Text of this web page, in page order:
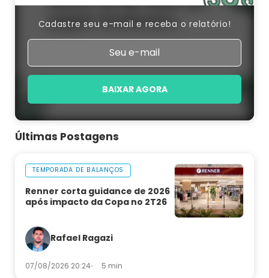
Cadastre seu e-mail e receba o relatório!
BAIXAR AGORA
Últimas Postagens
TEMPORADA DE BALANÇOS
Renner corta guidance de 2026
após impacto da Copa no 2T26
Rafael Ragazi
07/08/2026 20:24 5 min